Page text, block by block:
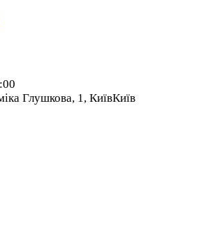
Глушкова, 1, КиївКиїв